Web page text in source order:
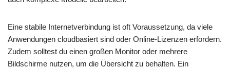
Eine stabile Internetverbindung ist oft Voraussetzung, da viele
Anwendungen cloudbasiert sind oder Online-Lizenzen erfordern.
Zudem solltest du einen großen Monitor oder mehrere
Bildschirme nutzen, um die Übersicht zu behalten. Ein